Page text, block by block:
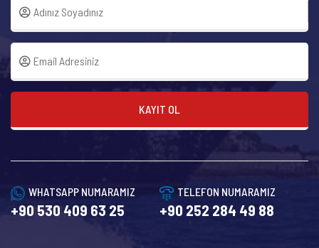
KAYIT OL
WHATSAPP NUMARAMIZ
+90 530 409 63 25
TELEFON NUMARAMIZ
+90 252 284 49 88